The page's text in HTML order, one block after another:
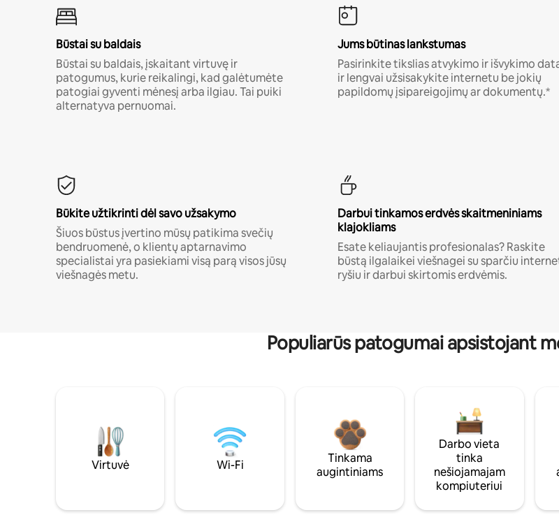
Būstai su baldais
Būstai su baldais, įskaitant virtuvę ir
patogumus, kurie reikalingi, kad galėtumėte
patogiai gyventi mėnesį arba ilgiau. Tai puiki
alternatyva pernuomai.
Jums būtinas lankstumas
Pasirinkite tikslias atvykimo ir išvykimo
ir lengvai užsisakykite internetu be jokių
papildomų įsipareigojimų ar dokumentų.*
Būkite užtikrinti dėl savo užsakymo
Šiuos būstus įvertino mūsų patikima svečių
bendruomenė, o klientų aptarnavimo
specialistai yra pasiekiami visą parą visos jūsų
viešnagės metu.
Darbui tinkamos erdvės skaitmeniniams
klajokliams
Esate keliaujantis profesionalas? Raskite
būstą ilgalaikei viešnagei su sparčiu
ryšiu ir darbui skirtomis erdvėmis.
Populiarūs patogumai apsistojant
Virtuvė Wi-Fi
Tinkama
augintiniams
Darbo vieta
tinka
nešiojamajam
kompiuteriui